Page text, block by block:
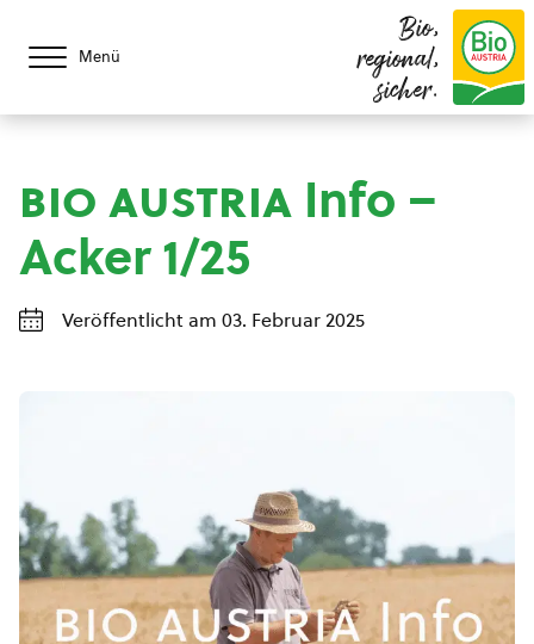
Menü
Bio,
regional,
sicher.
bio austria Info –
Acker 1/25
Veröffentlicht am 03. Februar 2025